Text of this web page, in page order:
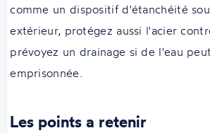
comme un dispositif d'étanchéité
extérieur, protégez aussi l'acier
prévoyez un drainage si de l'eau
emprisonnée.
Les points a retenir